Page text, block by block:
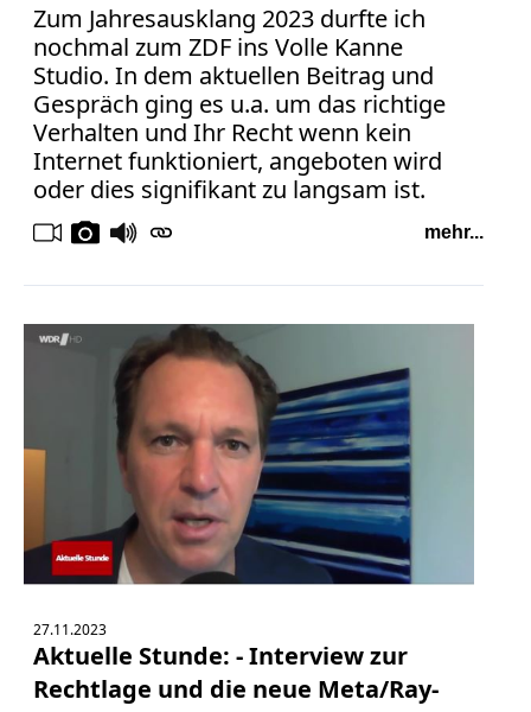
Zum Jahresausklang 2023 durfte ich
nochmal zum ZDF ins Volle Kanne
Studio. In dem aktuellen Beitrag und
Gespräch ging es u.a. um das richtige
Verhalten und Ihr Recht wenn kein
Internet funktioniert, angeboten wird
oder dies signifikant zu langsam ist.
mehr...
27.11.2023
Aktuelle Stunde: - Interview zur
Rechtlage und die neue Meta/Ray-